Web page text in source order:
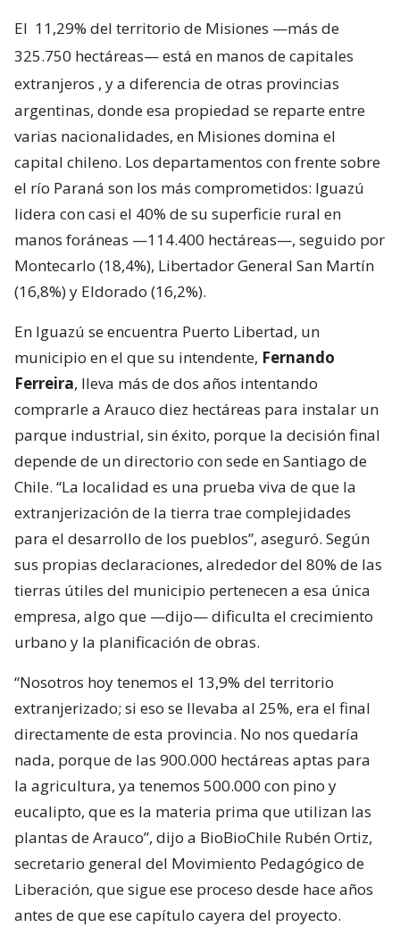
El 11,29% del territorio de Misiones —más de
325.750 hectáreas— está en manos de capitales
extranjeros , y a diferencia de otras provincias
argentinas, donde esa propiedad se reparte entre
varias nacionalidades, en Misiones domina el
capital chileno. Los departamentos con frente sobre
el río Paraná son los más comprometidos: Iguazú
lidera con casi el 40% de su superficie rural en
manos foráneas —114.400 hectáreas—, seguido por
Montecarlo (18,4%), Libertador General San Martín
(16,8%) y Eldorado (16,2%).
En Iguazú se encuentra Puerto Libertad, un
municipio en el que su intendente, Fernando
Ferreira, lleva más de dos años intentando
comprarle a Arauco diez hectáreas para instalar un
parque industrial, sin éxito, porque la decisión final
depende de un directorio con sede en Santiago de
Chile. “La localidad es una prueba viva de que la
extranjerización de la tierra trae complejidades
para el desarrollo de los pueblos”, aseguró. Según
sus propias declaraciones, alrededor del 80% de las
tierras útiles del municipio pertenecen a esa única
empresa, algo que —dijo— dificulta el crecimiento
urbano y la planificación de obras.
“Nosotros hoy tenemos el 13,9% del territorio
extranjerizado; si eso se llevaba al 25%, era el final
directamente de esta provincia. No nos quedaría
nada, porque de las 900.000 hectáreas aptas para
la agricultura, ya tenemos 500.000 con pino y
eucalipto, que es la materia prima que utilizan las
plantas de Arauco”, dijo a BioBioChile Rubén Ortiz,
secretario general del Movimiento Pedagógico de
Liberación, que sigue ese proceso desde hace años
antes de que ese capítulo cayera del proyecto.